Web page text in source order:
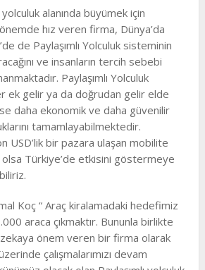
alanında büyümek için
hız veren firma, Dünya’da
de Paylaşımlı Yolculuk sisteminin
ve insanların tercih sebebi
Paylaşımlı Yolculuk
ek gelir ya da doğrudan gelir elde
daha ekonomik ve daha güvenilir
tamamlayabilmektedir.
USD’lik bir pazara ulaşan mobilite
Türkiye’de etkisini göstermeye
Koç “ Araç kiralamadaki hedefimiz
araca çıkmaktır. Bununla birlikte
önem veren bir firma olarak
çalışmalarımızı devam